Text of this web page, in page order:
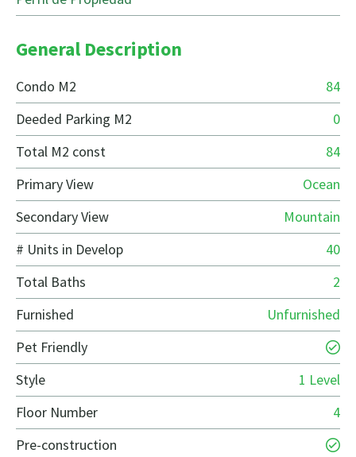
General Description
Condo M2
84
Deeded Parking M2
0
Total M2 const
84
Primary View
Ocean
Secondary View
Mountain
# Units in Develop
40
Total Baths
2
Furnished
Unfurnished
Pet Friendly
Style
1 Level
Floor Number
4
Pre-construction